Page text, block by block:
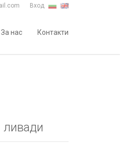
Вход
За нас Контакти
ливади